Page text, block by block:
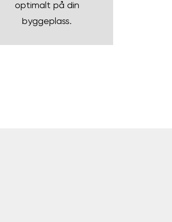
optimalt på din
byggeplass.